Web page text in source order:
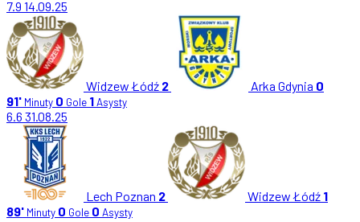
7.9 14.09.25
Widzew Łódź 2 Arka Gdynia 0
91' Minuty 0 Gole 1Asysty
6.6 31.08.25
Lech Poznan 2 Widzew Łódź 1
89' Minuty 0 Gole 0 Asysty